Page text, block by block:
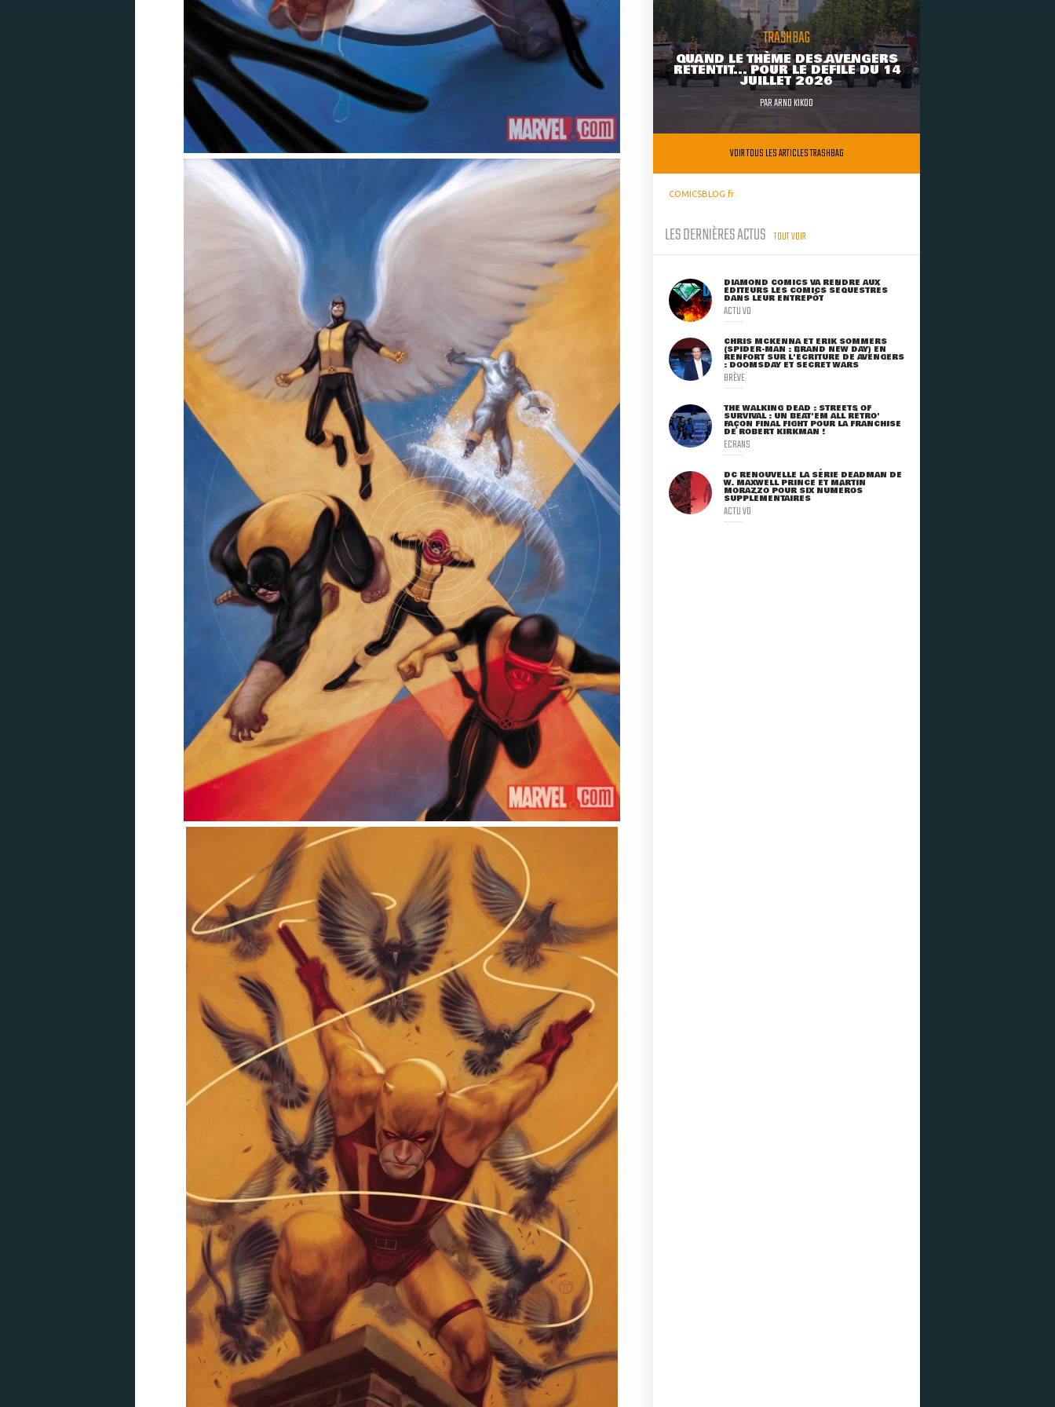
TRASHBAG
QUAND LE THÈME DES AVENGERS
RETENTIT... POUR LE DÉFILÉ DU 14
JUILLET 2026
PARARNO KIKOO
VOIR TOUS LES ARTICLES TRASHBAG
COMICSBLOG.fr
LES DERNIÈRES ACTUS TOUT VOIR
DIAMOND COMICS VA RENDRE AUX
ÉDITEURS LES COMICS SÉQUESTRÉS
DANS LEUR ENTREPÔT
ACTU VO
CHRIS MCKENNA ET ERIK SOMMERS
(SPIDER-MAN : BRAND NEW DAY) EN
RENFORT SUR L'ÉCRITURE DE AVENGERS
: DOOMSDAY ET SECRET WARS
BRÈVE
THE WALKING DEAD : STREETS OF
SURVIVAL : UN BEAT'EM ALL RÉTRO'
FAÇON FINAL FIGHT POUR LA FRANCHISE
DE ROBERT KIRKMAN !
ECRANS
DC RENOUVELLE LA SÉRIE DEADMAN DE
W. MAXWELL PRINCE ET MARTIN
MORAZZO POUR SIX NUMÉROS
SUPPLÉMENTAIRES
ACTU VO